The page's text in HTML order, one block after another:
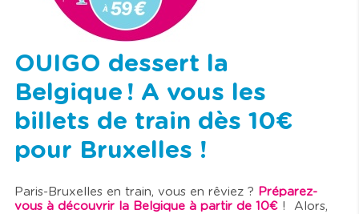
OUIGO dessert la
Belgique ! A vous les
billets de train dès 10€
pour Bruxelles !
Paris-Bruxelles en train, vous en rêviez ? Préparez-
vous à découvrir la Belgique à partir de 10€! Alors,